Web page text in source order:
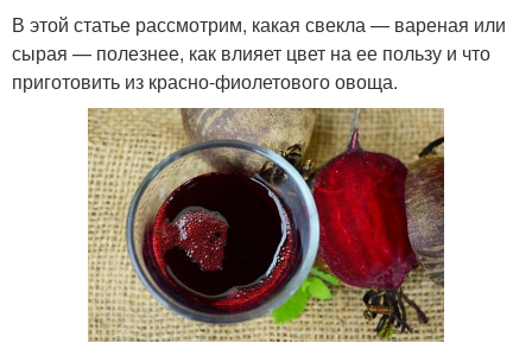
В этой статье рассмотрим, какая свекла — вареная или
сырая — полезнее, как влияет цвет на ее пользу и что
приготовить из красно-фиолетового овоща.